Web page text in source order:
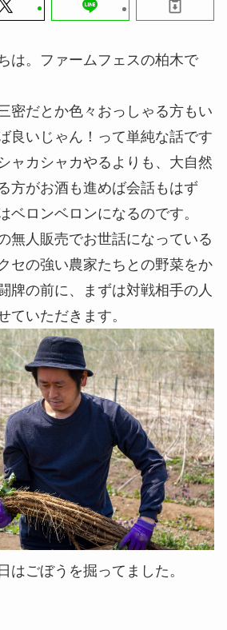
は。ファームフェスの柏木で
密だとか色々おっしゃる方もい
良いじゃん！って単純な話です
ャカシャカやるよりも、大自然
方がお酒も進めば会話もはず
ベロンベロンになるのです。
無人販売でお世話になっている
セの強い農家たちとの野菜をか
牌の前に、まずは対戦相手の人
ていただきます。
はごぼうを掘ってました。